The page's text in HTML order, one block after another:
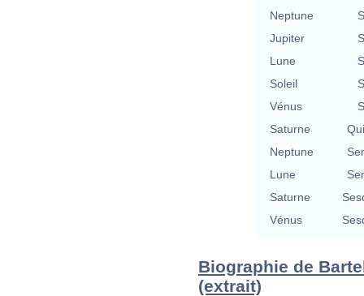
Neptune
Jupiter
Lune
Soleil
Vénus
Saturne
Neptune
Lune
Saturne
Vénus
Biographie de
(extrait)